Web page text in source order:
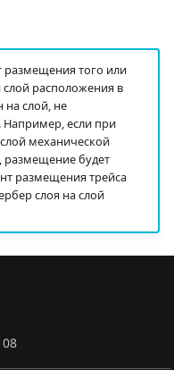
того или
расположения в
слой, не
если при
механической
размещение будет
размещения трейса
слоя на слой